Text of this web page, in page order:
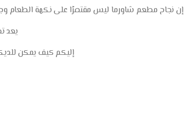
إن نجاح مطعم شاورما ليس مقتصرًا على نكهة الطعام
يعد
إليكم كيف يمكن